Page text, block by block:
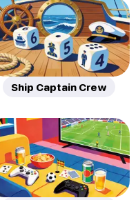
Ship Captain Crew